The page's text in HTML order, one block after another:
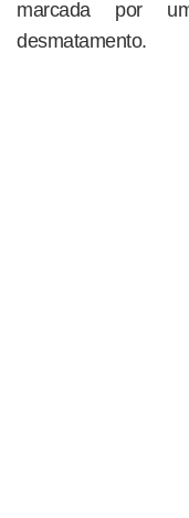
marcada por
desmatamento.